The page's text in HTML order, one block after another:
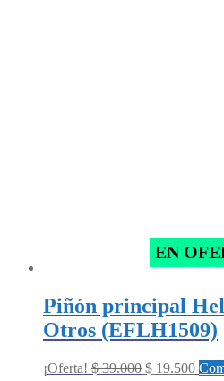
EN
Piñón principal
Otros (EFLH1509)
¡Oferta! $39.000 Original
$ 19.500